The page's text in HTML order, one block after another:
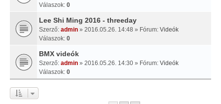
Válaszok: 0
Lee Shi Ming 2016 - threeday
Szerző: admin » 2016.05.26. 14:48 » Fórum: Videók
Válaszok: 0
BMX videók
Szerző: admin » 2016.05.26. 14:30 » Fórum: Videók
Válaszok: 0